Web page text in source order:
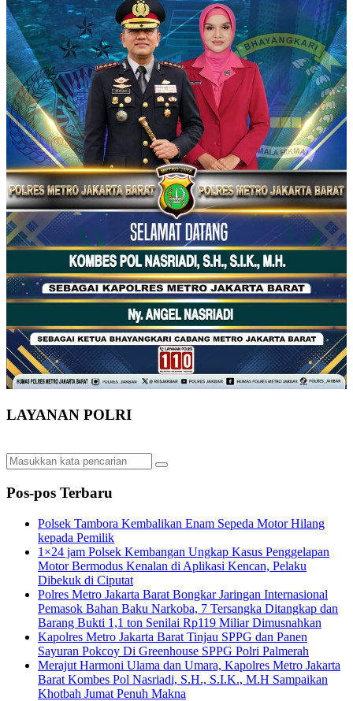
LAYANAN POLRI
Pos-pos Terbaru
Polsek Tambora Kembalikan Enam Sepeda Motor Hilang
kepada Pemilik
1×24 jam Polsek Kembangan Ungkap Kasus Penggelapan
Motor Bermodus Kenalan di Aplikasi Kencan, Pelaku
Dibekuk di Ciputat
Polres Metro Jakarta Barat Bongkar Jaringan Internasional
Pemasok Bahan Baku Narkoba, 7 Tersangka Ditangkap dan
Barang Bukti 1,1 ton Senilai Rp119 Miliar Dimusnahkan
Kapolres Metro Jakarta Barat Tinjau SPPG dan Panen
Sayuran Pokcoy Di Greenhouse SPPG Polri Palmerah
Merajut Harmoni Ulama dan Umara, Kapolres Metro Jakarta
Barat Kombes Pol Nasriadi, S.H., S.I.K., M.H Sampaikan
Khotbah Jumat Penuh Makna